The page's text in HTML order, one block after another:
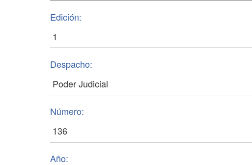
Edición:
Despacho:
Número:
Año: